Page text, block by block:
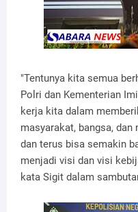
"Tentunya kita semua
Polri dan Kementerian
kerja kita dalam
masyarakat, bangsa,
dan terus bisa semakin
menjadi visi dan visi
kata Sigit dalam